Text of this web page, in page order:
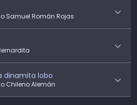
Samuel Román Rojas
dinamita lobo
Chileno Alemán